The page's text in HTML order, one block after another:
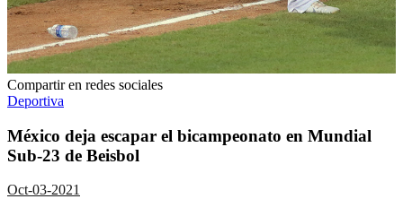
Compartir en redes sociales
Deportiva
México deja escapar el bicampeonato en Mundial
Sub-23 de Beisbol
Oct-03-2021